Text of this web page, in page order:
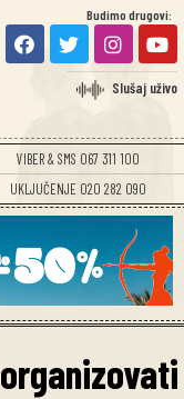
Budimo drugovi:
Slušaj uživo
VIBER & SMS 067 311 100
UKLJUČENJE 020 282 090
organizovati